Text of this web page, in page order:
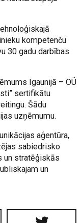
kompetenču
30 gadu darbības
Igaunijā – OÜ
sertifikātu
Šādu
uzņēmumu.
aģentūra,
sabiedrisko
un stratēģiskās
un